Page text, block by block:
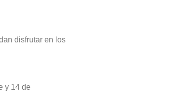
disfrutar en los
y 14 de